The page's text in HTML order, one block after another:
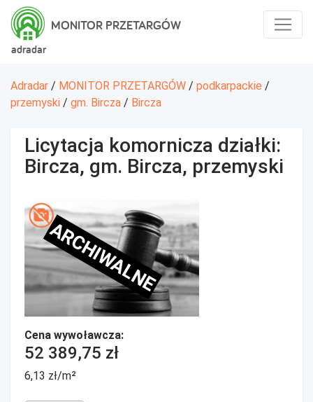
adradar
MONITOR PRZETARGÓW
Adradar / MONITOR PRZETARGÓW / podkarpackie /
przemyski / gm. Bircza / Bircza
Licytacja komornicza działki:
Bircza, gm. Bircza, przemyski
ARCHIWALNE
Cena wywoławcza:
52 389,75 zł
6,13 zł/m²